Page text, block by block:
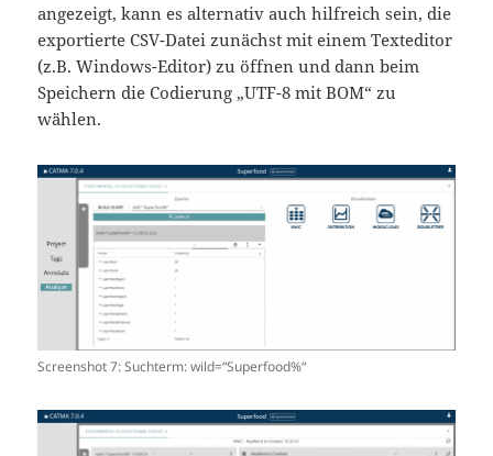
angezeigt, kann es alternativ auch hilfreich sein, die
exportierte CSV-Datei zunächst mit einem Texteditor
(z.B. Windows-Editor) zu öffnen und dann beim
Speichern die Codierung „UTF-8 mit BOM“ zu
wählen.
Screenshot 7: Suchterm: wild=“Superfood%“